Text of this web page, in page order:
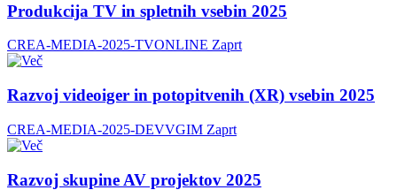
Produkcija TV in spletnih vsebin 2025
CREA-MEDIA-2025-TVONLINE Zaprt
Razvoj videoiger in potopitvenih (XR) vsebin 2025
CREA-MEDIA-2025-DEVVGIM Zaprt
Razvoj skupine AV projektov 2025